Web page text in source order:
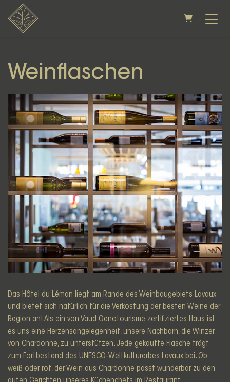
WARENKORB
Weinflaschen
Das Hôtel du Léman liegt am Rande des Weinbaugebiets Lavaux
und bietet sich natürlich für die Verkostung der besten Weine der
Region an! Als ein von Vaud Oenotourisme zertifiziertes Haus ist
es uns eine Herzensangelegenheit, unsere Nachbarn, die Winzer
von Chardonne, zu unterstützen. Jede gekaufte Flasche trägt
zum Fortbestand des UNESCO-Weltkulturerbes Lavaux bei. Ob
weiß oder rot, der Wein aus Chardonne passt wunderbar zu den